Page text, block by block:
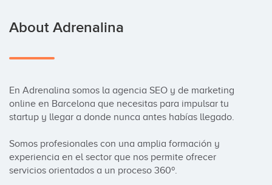
About Adrenalina
En Adrenalina somos la agencia SEO y de marketing
online en Barcelona que necesitas para impulsar tu
startup y llegar a donde nunca antes habías llegado.
Somos profesionales con una amplia formación y
experiencia en el sector que nos permite ofrecer
servicios orientados a un proceso 360º.